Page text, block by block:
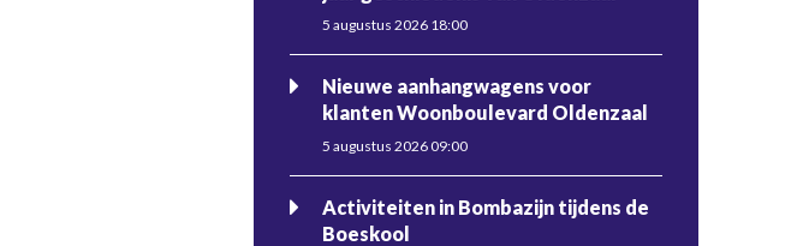
5 augustus 2026 18:00
Nieuwe aanhangwagens voor
klanten Woonboulevard Oldenzaal
5 augustus 2026 09:00
Activiteiten in Bombazijn tijdens de
Boeskool